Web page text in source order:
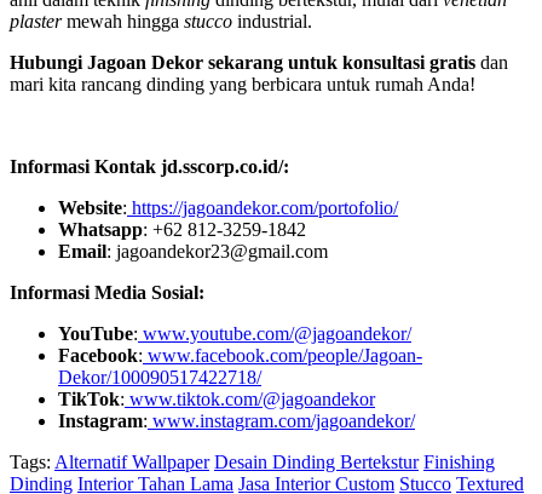
plastermewah hingga stucco industrial.
Hubungi Jagoan Dekor sekarang untuk konsultasi gratis dan
mari kita rancang dinding yang berbicara untuk rumah Anda!
Informasi Kontak jd.sscorp.co.id/:
Website: https://jagoandekor.com/portofolio/
Whatsapp: +62 812-3259-1842
Email: jagoandekor23@gmail.com
Informasi Media Sosial:
YouTube: www.youtube.com/@jagoandekor/
Facebook: www.facebook.com/people/Jagoan-
Dekor/100090517422718/
TikTok: www.tiktok.com/@jagoandekor
Instagram: www.instagram.com/jagoandekor/
Tags: Alternatif Wallpaper Desain Dinding Bertekstur Finishing
Dinding Interior Tahan Lama Jasa Interior Custom Stucco Textured